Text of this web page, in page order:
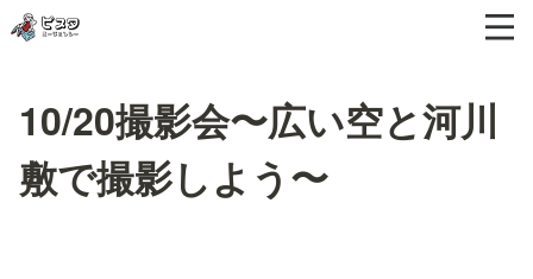
10/20撮影会〜広い空と河川
敷で撮影しよう〜